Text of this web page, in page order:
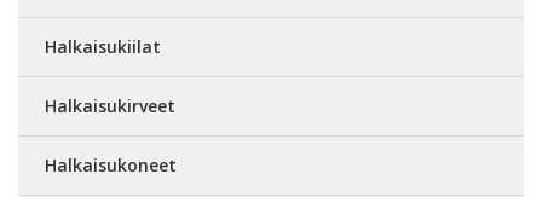
Halkaisukiilat
Halkaisukirveet
Halkaisukoneet